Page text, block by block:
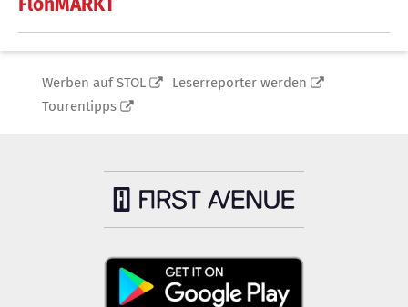
Werben auf STOL
Leserreporter werden
Tourentipps